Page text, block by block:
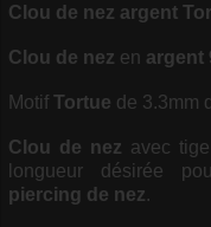
Clou de nez argent
Clou de nez en argent
Motif Tortue de 3.3mm
Clou de nez avec
longueur désirée
piercing de nez.